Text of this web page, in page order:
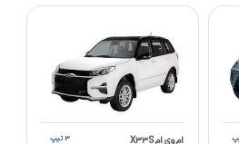
ام وی ام X۳۳S ۳ تیپ